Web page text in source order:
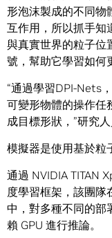
形泡沫製成的不同物
互作用，所以抓手知
與真實世界的粒子位
號，幫助它學習如何
“通過學習DPI-Nets
可變形物體的操作任
成目標形狀，”研究
模擬器是使用基於粒
通過 NVIDIA TITAN
度學習框架，該團隊
中，對多種不同的部
賴 GPU 進行推論。